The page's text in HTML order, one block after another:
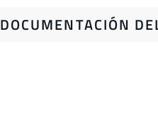
DOCUMENTACIÓN